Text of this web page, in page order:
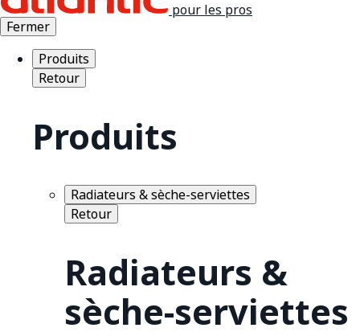
pour les pros
Fermer
Produits
Retour
Produits
Radiateurs & sèche-serviettes
Retour
Radiateurs &
sèche-serviettes